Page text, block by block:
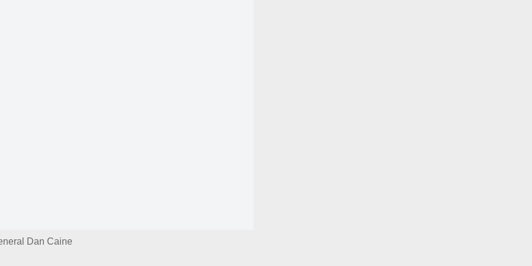
Dan Caine